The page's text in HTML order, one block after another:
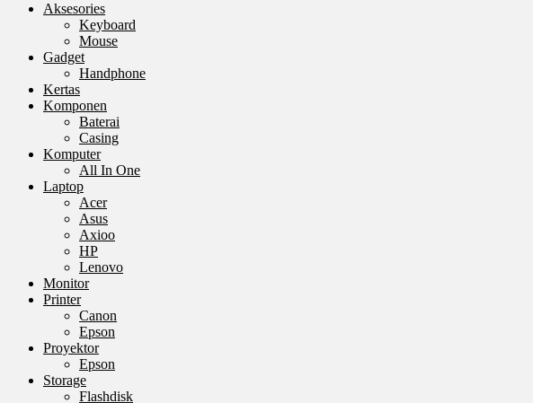
Aksesories
Keyboard
Mouse
Gadget
Handphone
Kertas
Komponen
Baterai
Casing
Komputer
All In One
Laptop
Acer
Asus
Axioo
HP
Lenovo
Monitor
Printer
Canon
Epson
Proyektor
Epson
Storage
Flashdisk